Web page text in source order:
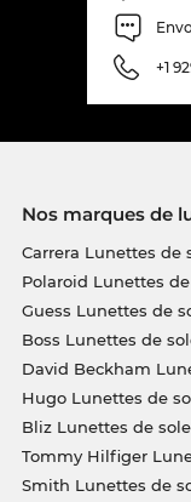
+1
Nos marques de
Carrera Lunettes de
Polaroid Lunettes
Guess Lunettes de
Boss Lunettes de
David Beckham
Hugo Lunettes de
Bliz Lunettes de
Tommy Hilfiger
Smith Lunettes de